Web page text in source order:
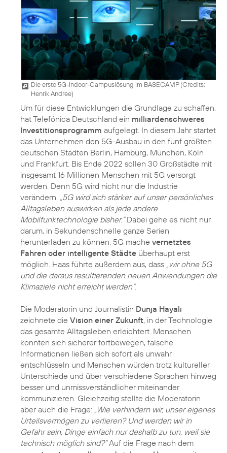
Die erste 5G-Indoor-Campuslösung im BASECAMP (Credits:
Henrik Andree)
Um für diese Entwicklungen die Grundlage zu schaffen,
hat Telefónica Deutschland ein milliardenschweres
Investitionsprogramm aufgelegt. In diesem Jahr startet
das Unternehmen den 5G-Ausbau in den fünf größten
deutschen Städten Berlin, Hamburg, München, Köln
und Frankfurt. Bis Ende 2022 sollen 30 Großstädte mit
insgesamt 16 Millionen Menschen mit 5G versorgt
werden. Denn 5G wird nicht nur die Industrie
verändern. „5G wird sich stärker auf unser persönliches
Alltagsleben auswirken als jede andere
Mobilfunktechnologie bisher.“Dabei gehe es nicht nur
darum, in Sekundenschnelle ganze Serien
herunterladen zu können. 5G mache vernetztes
Fahren oder intelligente Städte überhaupt erst
möglich. Haas führte außerdem aus, dass „wir ohne 5G
und die daraus resultierenden neuen Anwendungen die
Klimaziele nicht erreicht werden“.
Die Moderatorin und Journalistin Dunja Hayali
zeichnete die Vision einer Zukunft, in der Technologie
das gesamte Alltagsleben erleichtert. Menschen
könnten sich sicherer fortbewegen, falsche
Informationen ließen sich sofort als unwahr
entschlüsseln und Menschen würden trotz kultureller
Unterschiede und über verschiedene Sprachen hinweg
besser und unmissverständlicher miteinander
kommunizieren. Gleichzeitig stellte die Moderatorin
aber auch die Frage: „Wie verhindern wir, unser eigenes
Urteilsvermögen zu verlieren? Und werden wir in
Gefahr sein, Dinge einfach nur deshalb zu tun, weil sie
technisch möglich sind?“Auf die Frage nach dem